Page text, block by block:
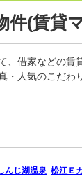
件(賃貸
借家などの
人気のこだ
んじ湖温泉 松江Ｅ